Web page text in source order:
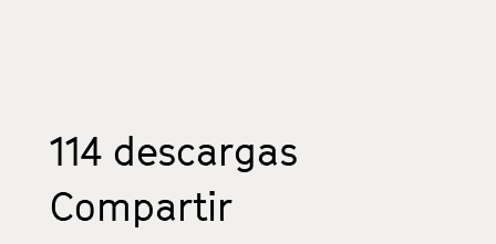
114 descargas
Compartir